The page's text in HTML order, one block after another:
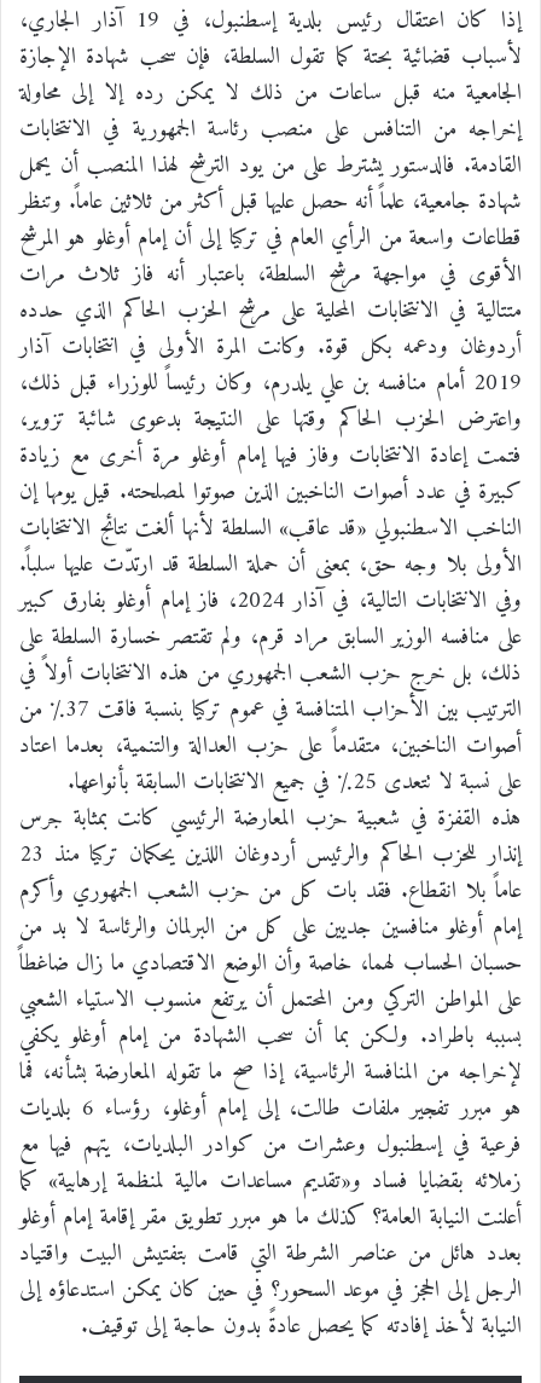
إذا كان اعتقال رئيس بلدية إسطنبول، في 19 آذار الجاري،
لأسباب قضائية بحتة كما تقول السلطة، فإن سحب شهادة الإجازة
الجامعية منه قبل ساعات من ذلك لا يمكن رده إلا إلى محاولة
إخراجه من التنافس على منصب رئاسة الجمهورية في الانتخابات
القادمة. فالدستور يشترط على من يود الترشح لهذا المنصب أن يحمل
شهادة جامعية، علماً أنه حصل عليها قبل أكثر من ثلاثين عاماً. وتنظر
قطاعات واسعة من الرأي العام في تركيا إلى أن إمام أوغلو هو المرشح
الأقوى في مواجهة مرشح السلطة، باعتبار أنه فاز ثلاث مرات
متتالية في الانتخابات المحلية على مرشح الحزب الحاكم الذي حدده
أردوغان ودعمه بكل قوة. وكانت المرة الأولى في انتخابات آذار
2019 أمام منافسه بن علي يلدرم، وكان رئيساً للوزراء قبل ذلك،
واعترض الحزب الحاكم وقتها على النتيجة بدعوى شائبة تزوير،
فتمت إعادة الانتخابات وفاز فيها إمام أوغلو مرة أخرى مع زيادة
كبيرة في عدد أصوات الناخبين الذين صوتوا لمصلحته. قيل يومها إن
الناخب الاسطنبولي «قد عاقب» السلطة لأنها ألغت نتائج الانتخابات
الأولى بلا وجه حق، بمعنى أن حملة السلطة قد ارتدّت عليها سلباً.
وفي الانتخابات التالية، في آذار 2024، فاز إمام أوغلو بفارق كبير
على منافسه الوزير السابق مراد قرم، ولم تقتصر خسارة السلطة على
ذلك، بل خرج حزب الشعب الجمهوري من هذه الانتخابات أولاً في
الترتيب بين الأحزاب المتنافسة في عموم تركيا بنسبة فاقت 37٪ من
أصوات الناخبين، متقدماً على حزب العدالة والتنمية، بعدما اعتاد
على نسبة لا تتعدى 25٪ في جميع الانتخابات السابقة بأنواعها.
هذه القفزة في شعبية حزب المعارضة الرئيسي كانت بمثابة جرس
إنذار للحزب الحاكم والرئيس أردوغان اللذين يحكمان تركيا منذ 23
عاماً بلا انقطاع. فقد بات كل من حزب الشعب الجمهوري وأكرم
إمام أوغلو منافسين جديين على كل من البرلمان والرئاسة لا بد من
حسبان الحساب لهما، خاصة وأن الوضع الاقتصادي ما زال ضاغطاً
على المواطن التركي ومن المحتمل أن يرتفع منسوب الاستياء الشعبي
بسببه باطراد. ولكن بما أن سحب الشهادة من إمام أوغلو يكفي
لإخراجه من المنافسة الرئاسية، إذا صح ما تقوله المعارضة بشأنه، فما
هو مبرر تفجير ملفات طالت، إلى إمام أوغلو، رؤساء 6 بلديات
فرعية في إسطنبول وعشرات من كوادر البلديات، يتهم فيها مع
زملائه بقضايا فساد و«تقديم مساعدات مالية لمنظمة إرهابية» كما
أعلنت النيابة العامة؟ كذلك ما هو مبرر تطويق مقر إقامة إمام أوغلو
بعدد هائل من عناصر الشرطة التي قامت بتفتيش البيت واقتياد
الرجل إلى الحجز في موعد السحور؟ في حين كان يمكن استدعاؤه إلى
النيابة لأخذ إفادته كما يحصل عادةً بدون حاجة إلى توقيف.